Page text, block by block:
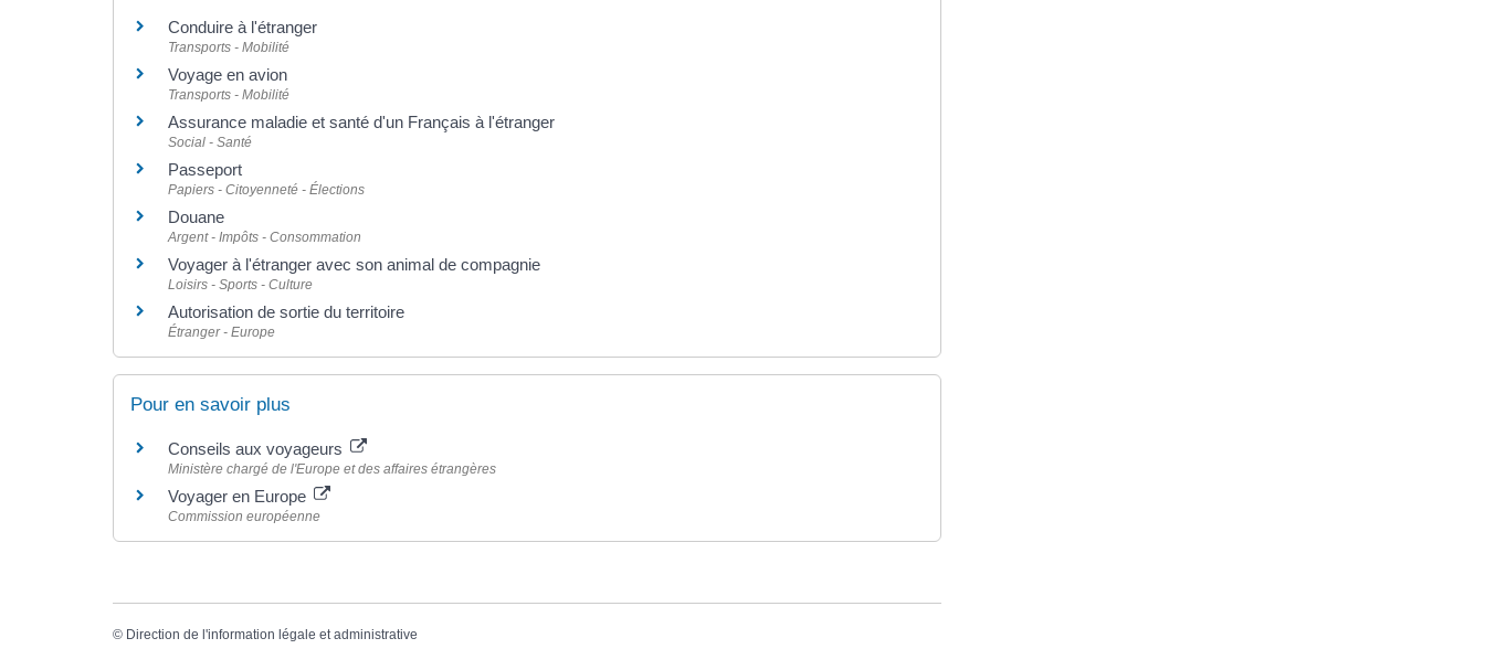
Conduire à l'étranger
Transports - Mobilité
Voyage en avion
Transports - Mobilité
Assurance maladie et santé d'un Français à l'étranger
Social - Santé
Passeport
Papiers - Citoyenneté - Élections
Douane
Argent - Impôts - Consommation
Voyager à l'étranger avec son animal de compagnie
Loisirs - Sports - Culture
Autorisation de sortie du territoire
Étranger - Europe
Pour en savoir plus
Conseils aux voyageurs
Ministère chargé de l'Europe et des affaires étrangères
Voyager en Europe
Commission européenne
© Direction de l'information légale et administrative